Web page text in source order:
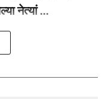
नेत्यां ...